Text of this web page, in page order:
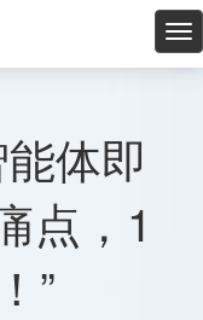
星
体即
点，1
”